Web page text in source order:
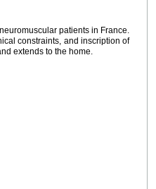
patients in France.
constraints, and inscription of
extends to the home.